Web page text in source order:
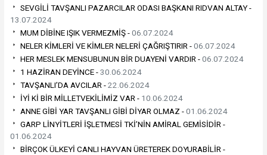
SEVGİLİ TAVŞANLI PAZARCILAR ODASI BAŞKANI RIDVAN ALTAY -
13.07.2024
MUM DİBİNE IŞIK VERMEZMİŞ -06.07.2024
NELER KİMLERİ VE KİMLER NELERİ ÇAĞRIŞTIRIR -06.07.2024
HER MESLEK MENSUBUNUN BİR DUAYENİ VARDIR -06.07.2024
1 HAZİRAN DEYİNCE -30.06.2024
TAVŞANLI’DA AVCILAR -22.06.2024
İYİ Kİ BİR MİLLETVEKİLİMİZ VAR - 10.06.2024
ANNE GİBİ YAR TAVŞANLI GİBİ DİYAR OLMAZ -01.06.2024
GARP LİNYİTLERİ İŞLETMESİ TKİ’NİN AMİRAL GEMİSİDİR -
01.06.2024
BİRÇOK ÜLKEYİ CANLI HAYVAN ÜRETEREK DOYURABİLİR -